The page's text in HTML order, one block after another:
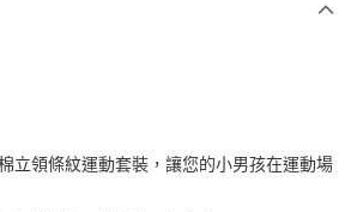
彰化商業銀行
立領條紋運動套裝，讓您的小男孩在運動場